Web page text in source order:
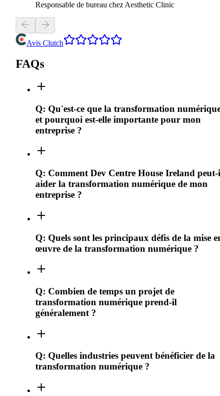
Responsable de bureau chez Aesthetic Clinic
Avis Clutch
FAQs
Q: Qu'est-ce que la transformation
et pourquoi est-elle importante pour mon
entreprise ?
Q: Comment Dev Centre House Ireland
aider la transformation numérique de mon
entreprise ?
Q: Quels sont les principaux défis de la mise
œuvre de la transformation numérique ?
Q: Combien de temps un projet de
transformation numérique prend-il
généralement ?
Q: Quelles industries peuvent bénéficier de la
transformation numérique ?